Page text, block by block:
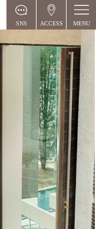
SNS ACCESS MENU